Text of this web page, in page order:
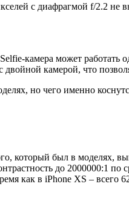
с диафрагмой f/2.2 не
камера может работать
камерой, что
но чего именно
который был в моделях,
до 2000000:1
как в iPhone XS – всего